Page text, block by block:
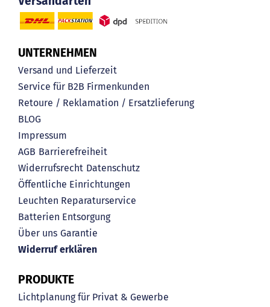
UNTERNEHMEN
Versand und Lieferzeit
Service für B2B Firmenkunden
Retoure / Reklamation / Ersatzlieferung
BLOG
Impressum
AGB Barrierefreiheit
Widerrufsrecht Datenschutz
Öffentliche Einrichtungen
Leuchten Reparaturservice
Batterien Entsorgung
Über uns Garantie
Widerruf erklären
PRODUKTE
Lichtplanung für Privat & Gewerbe